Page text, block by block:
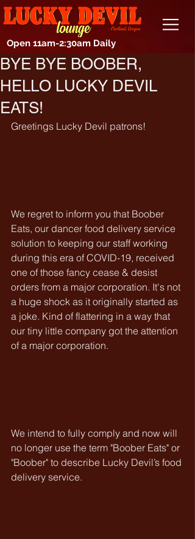
Open 11am-2:30am Daily
BYE BYE BOOBER,
HELLO LUCKY DEVIL
EATS!
Greetings Lucky Devil patrons!
We regret to inform you that Boober
Eats, our dancer food delivery service
solution to keeping our staff working
during this era of COVID-19, received
one of those fancy cease & desist
orders from a major corporation. It's not
a huge shock as it originally started as
a joke. Kind of flattering in a way that
our tiny little company got the attention
of a major corporation.
We intend to fully comply and now will
no longer use the term "Boober Eats" or
"Boober" to describe Lucky Devil’s food
delivery service.